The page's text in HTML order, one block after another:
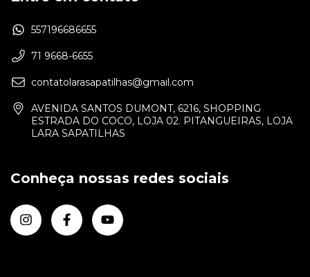
557196686655
71 9668-6655
contatolarasapatilhas@gmail.com
AVENIDA SANTOS DUMONT, 6216, SHOPPING
ESTRADA DO COCO, LOJA 02. PITANGUEIRAS, LOJA
LARA SAPATILHAS
Conheça nossas redes sociais